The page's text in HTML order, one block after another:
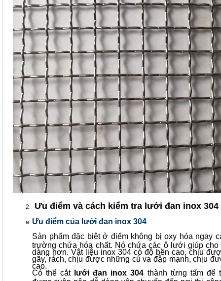
Ưu điểm và cách kiểm tra lưới đan inox 304
Ưu điểm của lưới đan inox 304
Sản phẩm đặc biệt ở điểm không bị oxy hóa ngay
trường chứa hóa chất. Nó chứa các ô lưới giúp cho
dàng hơn. Vật liệu inox 304 có độ bền cao, chịu
gãy, rách, chịu được những cú va đập mạnh, chịu
cao.
Có thể cắt ưới đan inox 304 thành từng tấm để